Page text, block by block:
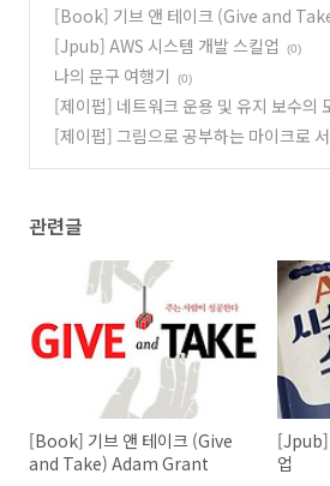
[Book] 기브 앤 테이크 (Give and Take)
m Grant (0)
[Jpub] AWS 시스템 개발 스킬업 (0)
나의 문구 여행기 (0)
[제이펍] 네트워크 운용 및 유지 보수의
(0)
[제이펍] 그림으로 공부하는 마이크로
관련글
[Book] 기브 앤 테이크 (Give
and Take) Adam Grant
[Jpub]
업